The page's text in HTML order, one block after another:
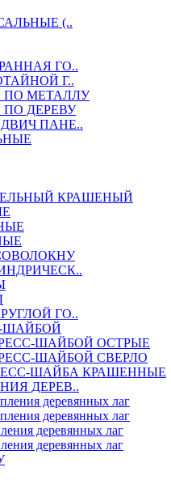
(..
ГО..
Г..
ПО МЕТАЛЛУ
ДЕРЕВУ
ПАНЕ..
КРАШЕНЫЙ
ГО..
ШАЙБОЙ
ШАЙБОЙ ОСТРЫЕ
ШАЙБОЙ СВЕРЛО
ШАЙБА КРАШЕННЫЕ
ДЕРЕВ..
деревянных лаг
деревянных лаг
деревянных лаг
деревянных лаг